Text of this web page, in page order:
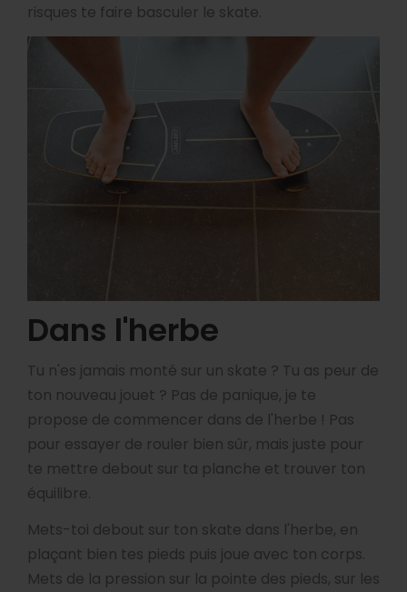
risques te faire basculer le skate.
Dans l'herbe
Tu n'es jamais monté sur un skate ? Tu as peur de
ton nouveau jouet ? Pas de panique, je te
propose de commencer dans de l'herbe ! Pas
pour essayer de rouler bien sûr, mais juste pour
te mettre debout sur ta planche et trouver ton
équilibre.
Mets-toi debout sur ton skate dans l'herbe, en
plaçant bien tes pieds puis joue avec ton corps.
Mets de la pression sur la pointe des pieds, sur les